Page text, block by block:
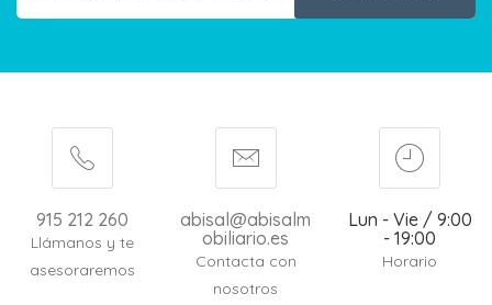
915 212 260
Llámanos y te
asesoraremos
abisal@abisalm
obiliario.es
Contacta con
nosotros
Lun - Vie / 9:00
- 19:00
Horario